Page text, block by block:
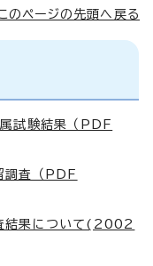
のページの先頭へ戻る
試験結果 （PDF
調査 （PDF
結果について(2002